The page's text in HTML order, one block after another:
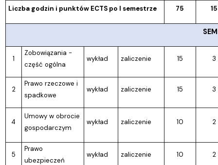
Liczba godzin i punktów ECTS po I semestrze 75 15
1
Zobowiązania -
część ogólna
wykład zaliczenie 15 3
2
Prawo rzeczowe i
spadkowe
wykład zaliczenie 15 3
4
Umowy w obrocie
gospodarczym
wykład zaliczenie 10 2
5
Prawo
ubezpieczeń
wykład zaliczenie 10 2